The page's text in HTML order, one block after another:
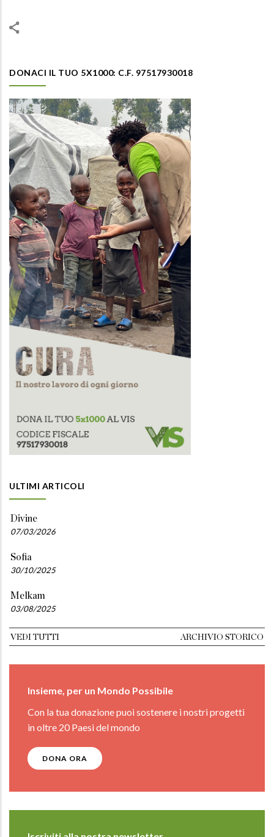
DONACI IL TUO 5X1000: C.F. 97517930018
ULTIMI ARTICOLI
Divine
07/03/2026
Sofia
30/10/2025
Melkam
03/08/2025
VEDI TUTTI ARCHIVIO STORICO
Insieme, per un Mondo Possibile
Con la tua donazione puoi sostenere i nostri progetti
in oltre 20 Paesi del mondo
DONA ORA